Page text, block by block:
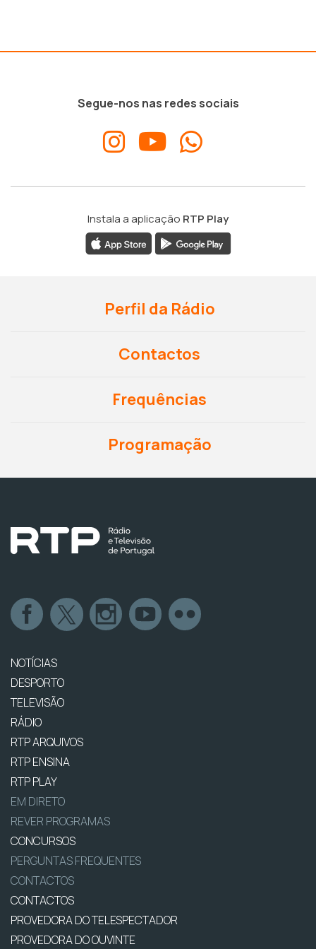
Segue-nos nas redes sociais
Instala a aplicação RTP Play
Perfil da Rádio
Contactos
Frequências
Programação
NOTÍCIAS
DESPORTO
TELEVISÃO
RÁDIO
RTP ARQUIVOS
RTP ENSINA
RTP PLAY
EM DIRETO
REVER PROGRAMAS
CONCURSOS
PERGUNTAS FREQUENTES
CONTACTOS
CONTACTOS
PROVEDORA DO TELESPECTADOR
PROVEDORA DO OUVINTE